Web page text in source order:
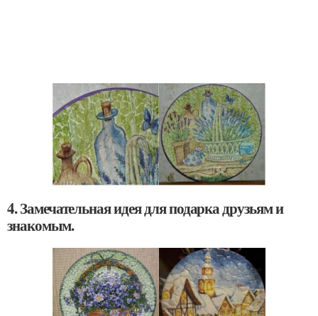
4. Замечательная идея для подарка друзьям и
знакомым.